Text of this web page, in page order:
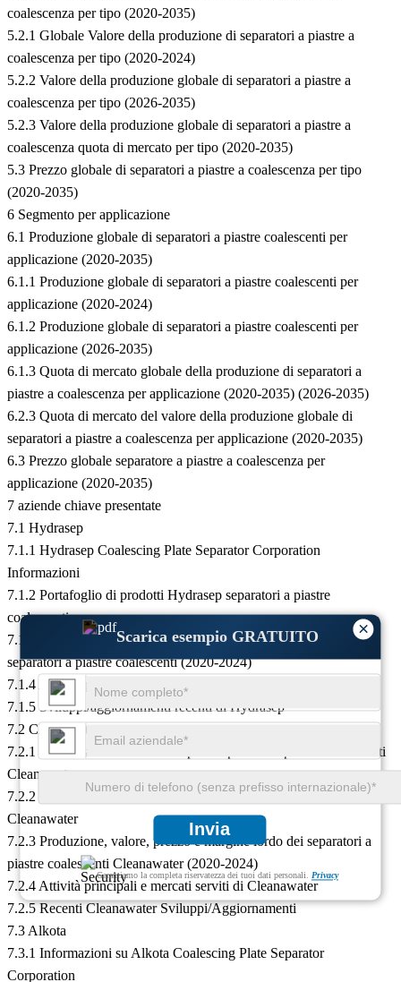
×
Scarica esempio GRATUITO
Invia
Garantiamo la completa riservatezza dei tuoi dati personali. Privacy
coalescenza per tipo (2020-2035)
5.2.1 Globale Valore della produzione di separatori a piastre a
coalescenza per tipo (2020-2024)
5.2.2 Valore della produzione globale di separatori a piastre a
coalescenza per tipo (2026-2035)
5.2.3 Valore della produzione globale di separatori a piastre a
coalescenza quota di mercato per tipo (2020-2035)
5.3 Prezzo globale di separatori a piastre a coalescenza per tipo
(2020-2035)
6 Segmento per applicazione
6.1 Produzione globale di separatori a piastre coalescenti per
applicazione (2020-2035)
6.1.1 Produzione globale di separatori a piastre coalescenti per
applicazione (2020-2024)
6.1.2 Produzione globale di separatori a piastre coalescenti per
applicazione (2026-2035)
6.1.3 Quota di mercato globale della produzione di separatori a
piastre a coalescenza per applicazione (2020-2035) (2026-2035)
6.2.3 Quota di mercato del valore della produzione globale di
separatori a piastre a coalescenza per applicazione (2020-2035)
6.3 Prezzo globale separatore a piastre a coalescenza per
applicazione (2020-2035)
7 aziende chiave presentate
7.1 Hydrasep
7.1.1 Hydrasep Coalescing Plate Separator Corporation
Informazioni
7.1.2 Portafoglio di prodotti Hydrasep separatori a piastre
coalescenti
7.1.3 Produzione, valore, prezzo e margine lordo di Hydrasep
separatori a piastre coalescenti (2020-2024)
7.1.4 Attività principali e mercati serviti di Hydrasep
7.1.5 Sviluppi/aggiornamenti recenti di Hydrasep
7.2 Cleanawater
7.2.1 Informazioni sulla società per i separatori a piastre coalescenti
Cleanawater
7.2.2 Portafoglio di prodotti dei separatori a piastre coalescenti
Cleanawater
7.2.3 Produzione, valore, prezzo e margine lordo dei separatori a
piastre coalescenti Cleanawater (2020-2024)
7.2.4 Attività principali e mercati serviti di Cleanawater
7.2.5 Recenti Cleanawater Sviluppi/Aggiornamenti
7.3 Alkota
7.3.1 Informazioni su Alkota Coalescing Plate Separator
Corporation